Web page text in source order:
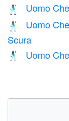
🕺🏽 Uomo
🕺🏾
Uomo
Scura
🕺🏿 Uomo